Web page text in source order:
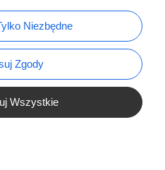
012 789
Niezbędne
Zgody
Wszystkie